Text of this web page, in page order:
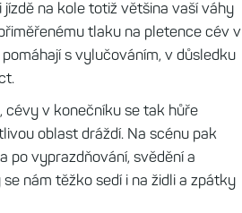
na kole totiž většina vaší váhy
tlaku na pletence cév v
s vylučováním, v důsledku
cévy v konečníku se tak hůře
oblast dráždí. Na scénu pak
po vyprazdňování, svědění a
nám těžko sedí i na židli a zpátky